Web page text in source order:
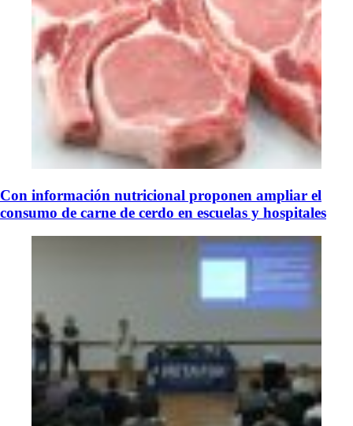
Con información nutricional proponen ampliar el
consumo de carne de cerdo en escuelas y hospitales